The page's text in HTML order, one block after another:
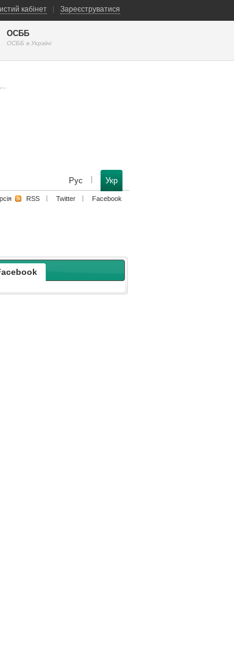
кабінет Зареєструватися
ОСББ
ОСББ в Україні
Рус Укр
RSS Twitter Facebook